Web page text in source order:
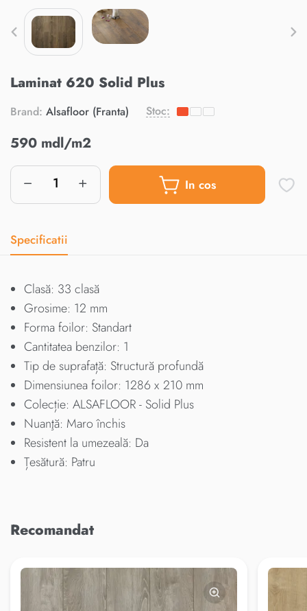
Laminat 620 Solid Plus
Brand: Alsafloor (Franta) Stoc:
590 mdl/m2
In cos
Specificatii
Clasă: 33 clasă
Grosime: 12 mm
Forma foilor: Standart
Cantitatea benzilor: 1
Tip de suprafață: Structură profundă
Dimensiunea foilor: 1286 х 210 mm
Colecție: ALSAFLOOR - Solid Plus
Nuanţă: Maro închis
Resistent la umezeală: Da
Țesătură: Patru
Recomandat